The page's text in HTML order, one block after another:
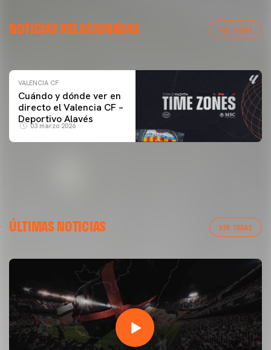
NOTICIAS RELACIONADAS VER TODAS
ENTRENAMIENTO DEL VALENCIA CF 04/03/26
VALENCIA CF
Cuándo y dónde ver en
directo el Valencia CF –
Deportivo Alavés
03 marzo 2026
ÚLTIMAS NOTICIAS VER TODAS